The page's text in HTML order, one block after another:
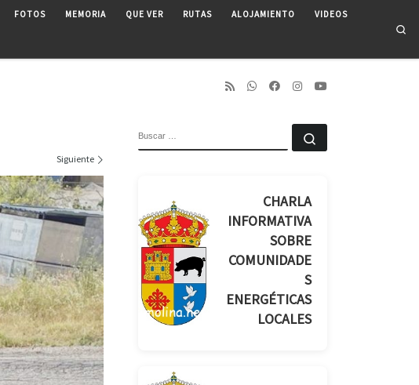
FOTOS MEMORIA QUE VER RUTAS ALOJAMIENTO VIDEOS
Siguiente
CHARLA
INFORMATIVA
SOBRE
COMUNIDADE
S
ENERGÉTICAS
LOCALES